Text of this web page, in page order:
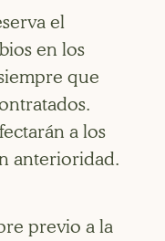
el
en los
que
a los
anterioridad.
previo a la